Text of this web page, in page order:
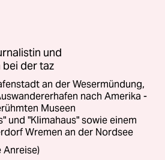
und
der taz
an der Wesermündung,
nach Amerika -
Museen
und "Klimahaus" sowie einem
Wremen an der Nordsee
Anreise)